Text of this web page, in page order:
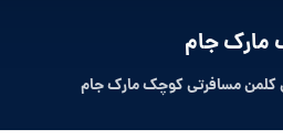
جام
مسافرتی کوچک مارک جام